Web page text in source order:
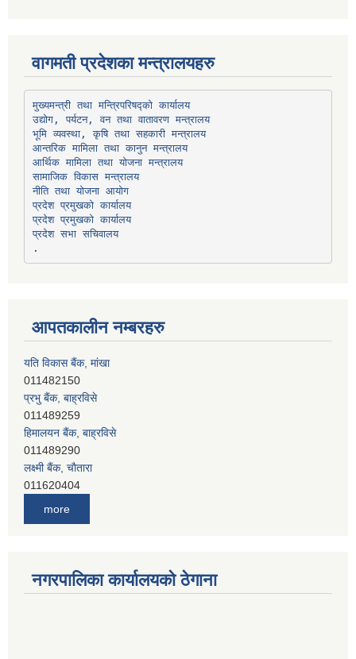
वागमती प्रदेशका मन्त्रालयहरु
मुख्यमन्त्री तथा मन्त्रिपरिषद्को कार्यालय
उद्योग, पर्यटन, वन तथा वातावरण मन्त्रालय
भूमि व्यवस्था, कृषि तथा सहकारी मन्त्रालय
आन्तरिक मामिला तथा कानुन मन्त्रालय
आर्थिक मामिला तथा योजना मन्त्रालय
सामाजिक विकास मन्त्रालय
नीति तथा योजना आयोग
प्रदेश प्रमुखको कार्यालय
प्रदेश प्रमुखको कार्यालय
प्रदेश सभा सचिवालय
आपतकालीन नम्बरहरु
यति विकास बैंक, मांखा
011482150
प्रभु बैंक, बाह्रविसे
011489259
हिमालयन बैंक, बाह्रविसे
011489290
लक्ष्मी बैंक, चाैतारा
011620404
देव विकास बैंक, बाह्रविसे
011401005
more
नगरपालिका कार्यालयको ठेगाना